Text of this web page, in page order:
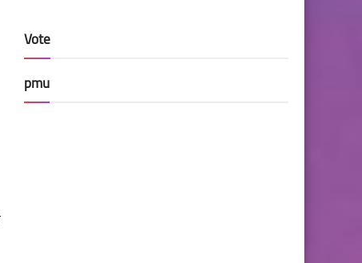
Vote
pmu